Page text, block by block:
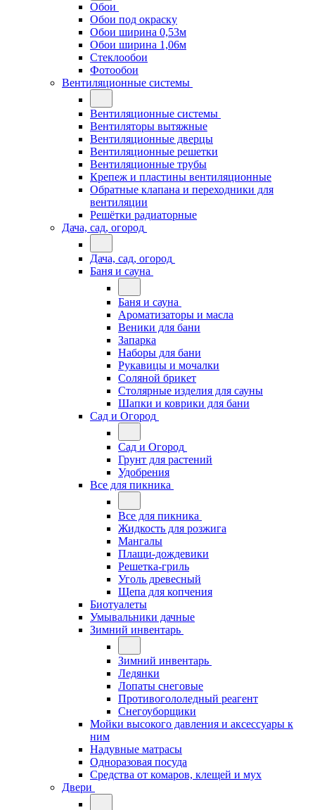
Обои
Обои под окраску
Обои ширина 0,53м
Обои ширина 1,06м
Стеклообои
Фотообои
Вентиляционные системы
Вентиляционные системы
Вентиляторы вытяжные
Вентиляционные дверцы
Вентиляционные решетки
Вентиляционные трубы
Крепеж и пластины вентиляционные
Обратные клапана и переходники для
вентиляции
Решётки радиаторные
Дача, сад, огород
Дача, сад, огород
Баня и сауна
Баня и сауна
Ароматизаторы и масла
Веники для бани
Запарка
Наборы для бани
Рукавицы и мочалки
Соляной брикет
Столярные изделия для сауны
Шапки и коврики для бани
Сад и Огород
Сад и Огород
Грунт для растений
Удобрения
Все для пикника
Все для пикника
Жидкость для розжига
Мангалы
Плащи-дождевики
Решетка-гриль
Уголь древесный
Щепа для копчения
Биотуалеты
Умывальники дачные
Зимний инвентарь
Зимний инвентарь
Ледянки
Лопаты снеговые
Противогололедный реагент
Снегоуборщики
Мойки высокого давления и аксессуары к
ним
Надувные матрасы
Одноразовая посуда
Средства от комаров, клещей и мух
Двери